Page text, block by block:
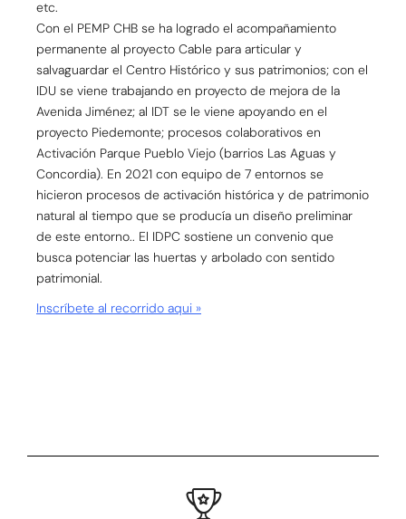
etc.
Con el PEMP CHB se ha logrado el acompañamiento
permanente al proyecto Cable para articular y
salvaguardar el Centro Histórico y sus patrimonios; con el
IDU se viene trabajando en proyecto de mejora de la
Avenida Jiménez; al IDT se le viene apoyando en el
proyecto Piedemonte; procesos colaborativos en
Activación Parque Pueblo Viejo (barrios Las Aguas y
Concordia). En 2021 con equipo de 7 entornos se
hicieron procesos de activación histórica y de patrimonio
natural al tiempo que se producía un diseño preliminar
de este entorno.. El IDPC sostiene un convenio que
busca potenciar las huertas y arbolado con sentido
patrimonial.
Inscríbete al recorrido aqui »